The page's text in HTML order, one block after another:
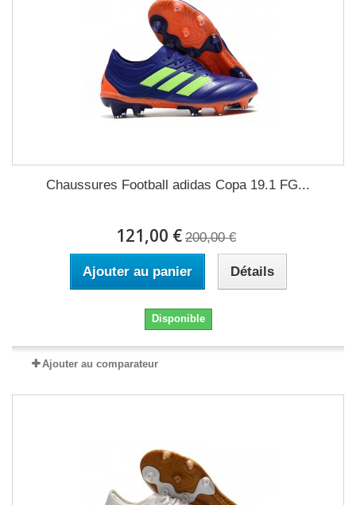
Chaussures Football adidas Copa 19.1 FG...
121,00 € 200,00 €
Ajouter au panier Détails
Disponible
Ajouter au comparateur